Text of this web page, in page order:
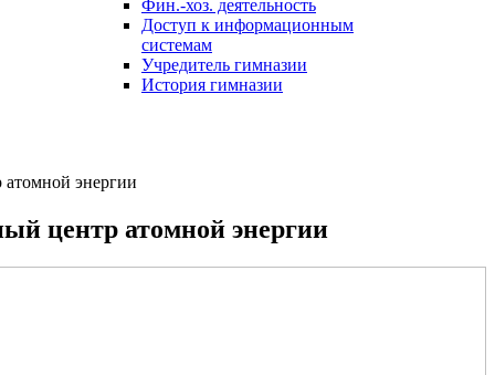
Фин.-хоз. деятельность
Доступ к информационным
системам
Учредитель гимназии
История гимназии
энергии
центр атомной энергии